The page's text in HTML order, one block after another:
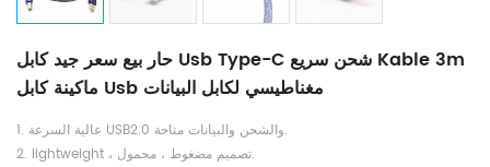
حار بيع سعر جيد كابل Usb Type-C شحن سريع Kable 3m
ماكينة كابل Usb مغناطيسي لكابل البيانات
1. عالية السرعة USB2.0 والشحن والبيانات متاحة.
2. lightweight ، تصميم مضغوط ، محمول.